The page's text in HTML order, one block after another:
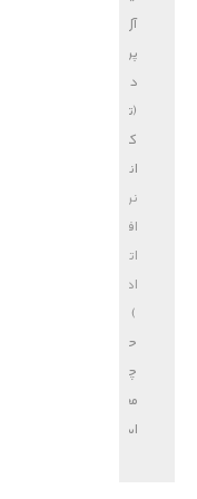
آل
پردازش
دایا
(تولید
کننده
انواع
نرم
افزار
اتوماسیون
اداری
)
حق
چاپ
محفوظ
است